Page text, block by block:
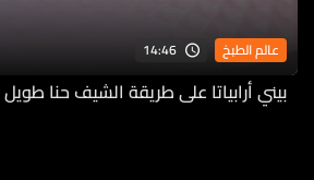
عالم الطبخ 14:46
بيني أرابياتا على طريقة الشيف حنا